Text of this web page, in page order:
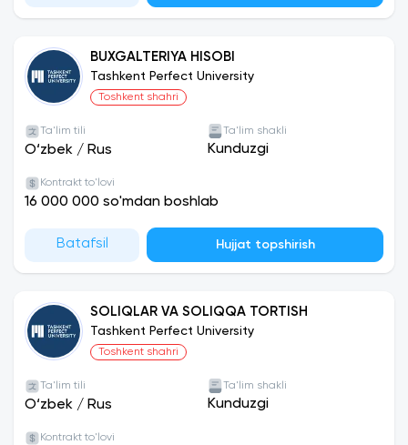
BUXGALTERIYA HISOBI
Tashkent Perfect University
Toshkent shahri
Ta'lim tili
O‘zbek / Rus
Ta'lim shakli
Kunduzgi
Kontrakt to'lovi
16 000 000 so'mdan boshlab
Batafsil Hujjat topshirish
SOLIQLAR VA SOLIQQA TORTISH
Tashkent Perfect University
Toshkent shahri
Ta'lim tili
O‘zbek / Rus
Ta'lim shakli
Kunduzgi
Kontrakt to'lovi